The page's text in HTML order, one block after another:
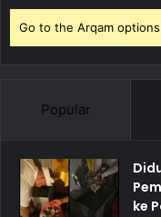
Go to the Arqam
Popular
ke